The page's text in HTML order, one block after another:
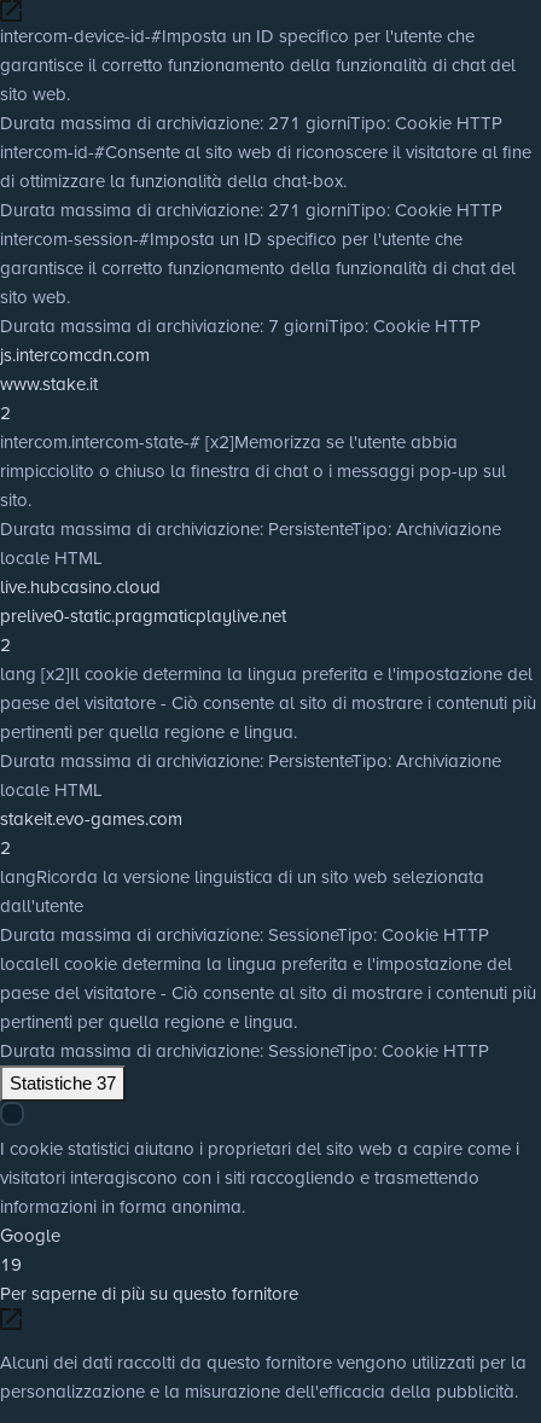
intercom-device-id-#Imposta un ID specifico per l'utente che
garantisce il corretto funzionamento della funzionalità di chat del
sito web.
Durata massima di archiviazione: 271 giorniTipo: Cookie HTTP
intercom-id-#Consente al sito web di riconoscere il visitatore al fine
di ottimizzare la funzionalità della chat-box.
Durata massima di archiviazione: 271 giorniTipo: Cookie HTTP
intercom-session-#Imposta un ID specifico per l'utente che
garantisce il corretto funzionamento della funzionalità di chat del
sito web.
Durata massima di archiviazione: 7 giorniTipo: Cookie HTTP
js.intercomcdn.com
www.stake.it
2
intercom.intercom-state-# [x2]Memorizza se l'utente abbia
rimpicciolito o chiuso la finestra di chat o i messaggi pop-up sul
sito.
Durata massima di archiviazione: PersistenteTipo: Archiviazione
locale HTML
live.hubcasino.cloud
prelive0-static.pragmaticplaylive.net
2
lang [x2]Il cookie determina la lingua preferita e l'impostazione del
paese del visitatore - Ciò consente al sito di mostrare i contenuti più
pertinenti per quella regione e lingua.
Durata massima di archiviazione: PersistenteTipo: Archiviazione
locale HTML
stakeit.evo-games.com
2
langRicorda la versione linguistica di un sito web selezionata
dall'utente
Durata massima di archiviazione: SessioneTipo: Cookie HTTP
localeIl cookie determina la lingua preferita e l'impostazione del
paese del visitatore - Ciò consente al sito di mostrare i contenuti più
pertinenti per quella regione e lingua.
Durata massima di archiviazione: SessioneTipo: Cookie HTTP
Statistiche 37
I cookie statistici aiutano i proprietari del sito web a capire come i
visitatori interagiscono con i siti raccogliendo e trasmettendo
informazioni in forma anonima.
Google
19
Per saperne di più su questo fornitore
Alcuni dei dati raccolti da questo fornitore vengono utilizzati per la
personalizzazione e la misurazione dell'efficacia della pubblicità.